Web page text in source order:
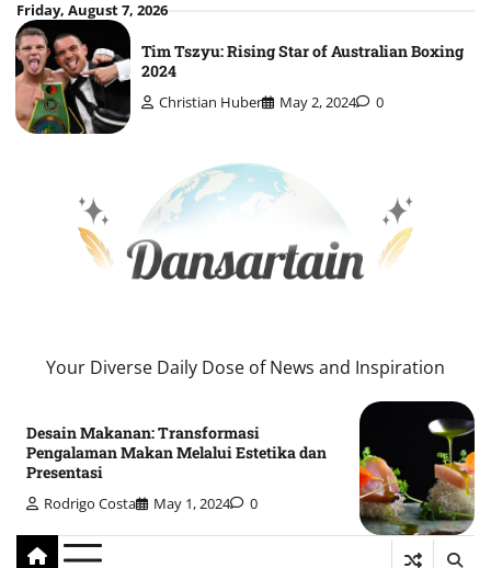
Skip
to
content
Friday, August 7, 2026
Tim Tszyu: Rising Star of Australian Boxing
2024
Christian Huber May 2, 2024 0
Your Diverse Daily Dose of News and Inspiration
Desain Makanan: Transformasi
Pengalaman Makan Melalui Estetika dan
Presentasi
Rodrigo Costa May 1, 2024 0